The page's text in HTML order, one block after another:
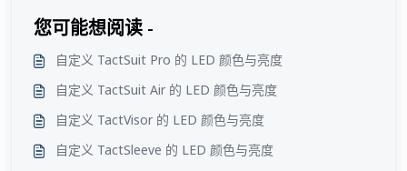
您可能想阅读 -
自定义 TactSuit Pro 的 LED 颜色与亮度
自定义 TactSuit Air 的 LED 颜色与亮度
自定义 TactVisor 的 LED 颜色与亮度
自定义 TactSleeve 的 LED 颜色与亮度